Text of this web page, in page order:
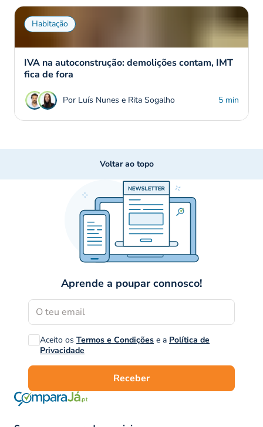
Habitação
IVA na autoconstrução: demolições contam, IMT
fica de fora
Por Luís Nunes e Rita Sogalho 5 min
Voltar ao topo
Aprende a poupar connosco!
Aceito os Termos e Condições e a Política de
Privacidade
Receber